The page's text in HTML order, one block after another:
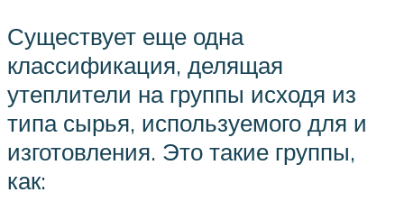
Существует еще одна
классификация, делящая
утеплители на группы исходя из
типа сырья, используемого для и
изготовления. Это такие группы,
как: